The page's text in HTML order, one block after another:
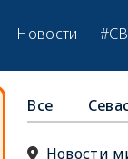
Новости
Все
Новости